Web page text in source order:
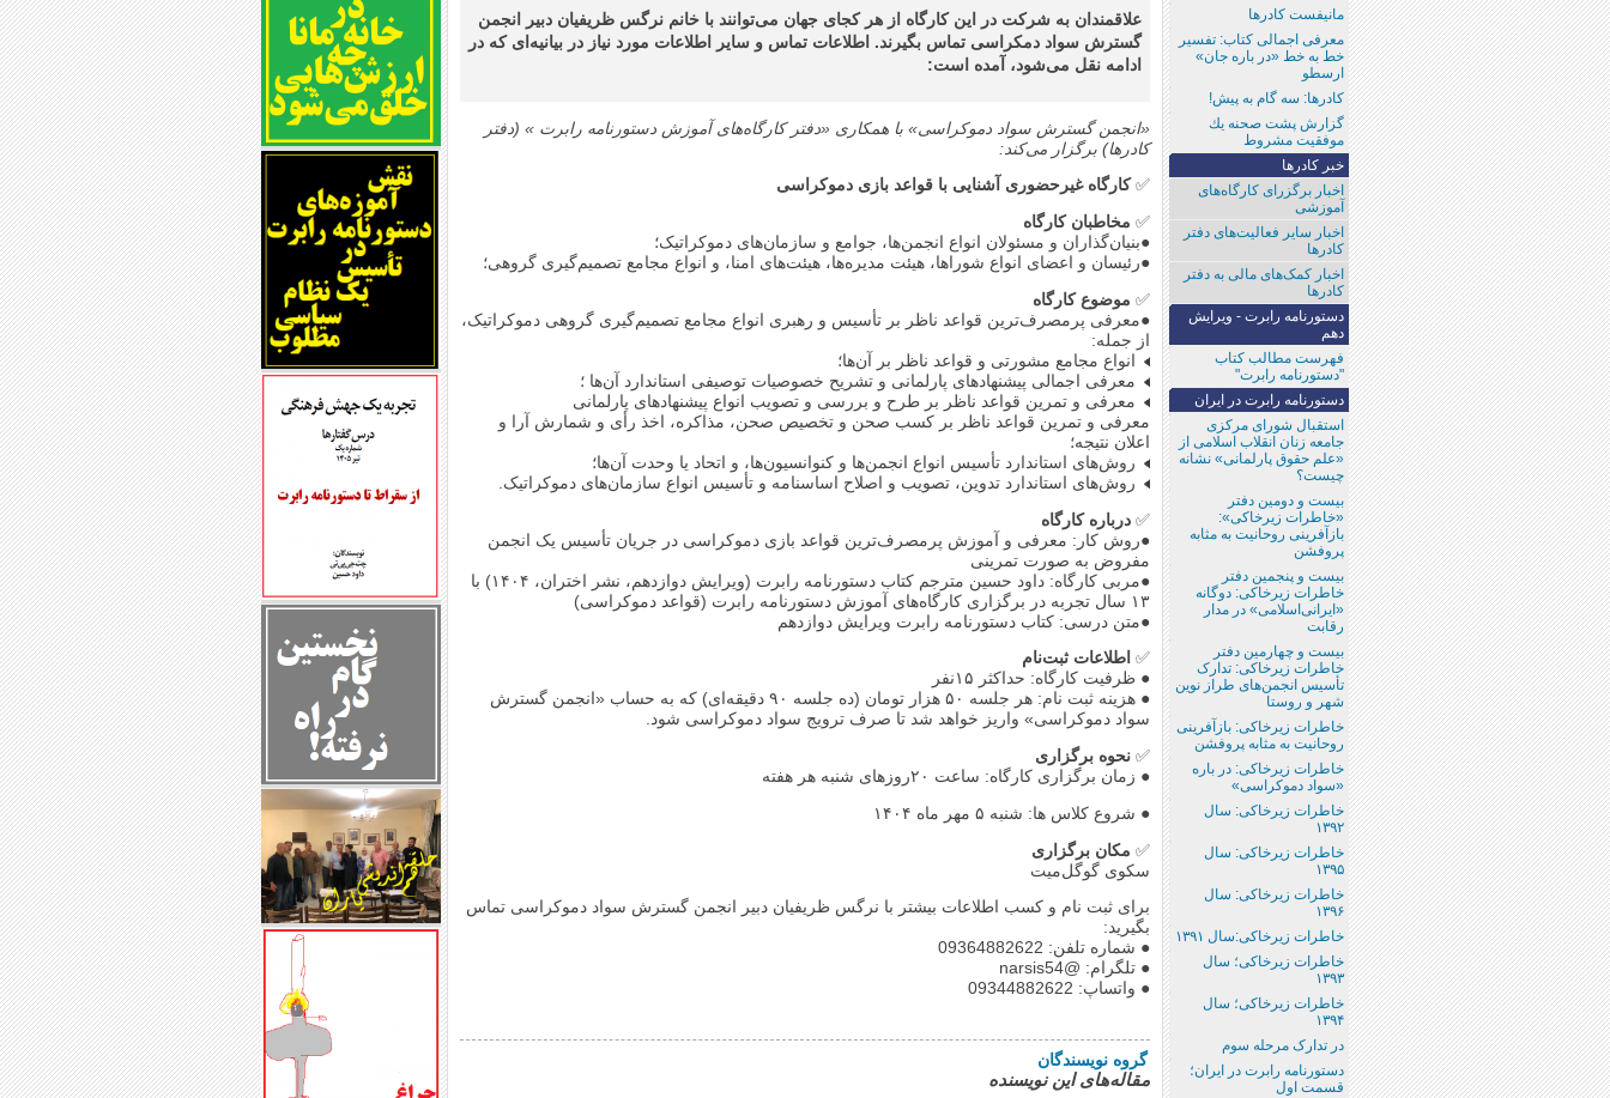
علاقمندان به شرکت در این کارگاه از هر کجای جهان می‌توانند با خانم نرگس ظریفیان دبیر انجمن
گسترش سواد دمکراسی تماس بگیرند. اطلاعات تماس و سایر اطلاعات مورد نیاز در بیانیه‌ای که در
ادامه نقل می‌شود، آمده است:‌
«انجمن گسترش سواد دموکراسی» با همکاری «دفتر کارگاه‌های آموزش دستورنامه رابرت » (دفتر
کادرها) برگزار می‌کند:‌
✅کارگاه غیرحضوری آشنایی با قواعد بازی دموکراسی
✅ مخاطبان کارگاه
●بنیان‌گذاران و مسئولان انواع انجمن‌ها، جوامع و سازمان‌های دموکراتیک؛
●رئیسان و اعضای انواع شوراها، هیئت‌ مدیره‌ها، هیئت‌های امنا، و انواع مجامع تصمیم‌گیری گروهی؛
✅ موضوع کارگاه‌‌
●معرفی پرمصر‌ف‌ترین قواعد ناظر بر تأسیس و رهبری انواع مجامع تصمیم‌گیری گروهی دموکراتیک،
از جمله:
انواع مجامع مشورتی و قواعد ناظر بر آن‌ها؛
معرفی اجمالی پیشنهاد‌های پارلمانی و تشریح خصوصیات توصیفی استاندارد آن‌ها ؛
معرفی و تمرین قواعد ناظر بر طرح و بررسی و تصویب انواع پیشنهادهای پارلمانی
معرفی و تمرین قواعد ناظر بر کسب صحن و تخصیص صحن، مذاکره، اخذ رأی و شمارش آرا و
اعلان نتیجه؛
روش‌های استاندارد تأسیس انواع انجمن‌ها و کنوانسیون‌ها، و اتحاد یا وحدت‌ آن‌ها؛
روش‌های استاندارد تدوین، تصویب و اصلاح اساسنامه و تأسیس انواع سازمان‌های دموکراتیک.
✅ درباره کارگاه
●روش کار: معرفی و آموزش پرمصرف‌ترین قواعد بازی دموکراسی در جریان تأسیس یک انجمن
مفروض به صورت تمرینی
●مربی کارگاه: داود حسین مترجم کتاب دستورنامه رابرت (ویرایش دوازدهم، نشر اختران، ۱۴۰۴) با
۱۳ سال تجربه در برگزاری کارگاه‌‌های آموزش دستورنامه رابرت (قواعد دموکراسی)
●متن درسی: کتاب دستورنامه رابرت ویرایش دوازدهم
✅ اطلاعات ثبت‌نام
● ظرفیت کارگاه: حداکثر ۱۵نفر
● هزینه ثبت نام: هر جلسه ۵۰ هزار تومان (ده جلسه ۹۰ دقیقه‌ای) که به حساب «انجمن گسترش
سواد دموکراسی» واریز خواهد شد تا صرف ترویج سواد دموکراسی شود.
✅ نحوه برگزاری
● زمان برگزاری کارگاه: ساعت ۲۰روزهای شنبه هر هفته
● شروع کلاس ها: شنبه ۵ مهر ماه ۱۴۰۴
✅ مکان برگزاری
سکوی گوگل‌میت
برای ثبت نام و کسب اطلاعات بیشتر با نرگس ظریفیان دبیر انجمن گسترش سواد دموکراسی تماس
بگیرید:
● شماره تلفن: 09364882622
● تلگرام: @narsis54
● واتساپ: 09344882622
گروه نویسندگان
مقاله‌هاى اين نويسنده
مانیفست کادرها
معرفی اجمالی کتاب: تفسیر
خط به خط «در باره جان»
ارسطو
کادرها: سه‌ گام به پیش!
گزارش پشت صحنه‌ يك
موفقيت مشروط
خبر كادرها
اخبار برگزرای کارگاه‌های
آموزشی
اخبار سایر فعالیت‌های دفتر
کادرها
اخبار کمک‌های مالی به دفتر
کادرها
دستورنامه رابرت - ويرايش
دهم
فهرست مطالب كتاب
"دستورنامه‌ رابرت"
دستورنامه رابرت در ایران
استقبال شورای مرکزی
جامعه زنان انقلاب اسلامی از
«علم حقوق پارلمانی» نشانه
چیست؟
بیست و دومین دفتر
«خاطرات زیرخاکی»:
باز‌آفرینی روحانیت به مثابه
پروفشن
بیست و پنجمین دفتر
خاطرات زیرخاکی: دوگانه
«ایرانی‌اسلامی» در مدار
رقابت
بیست و چهارمین دفتر
خاطرات زیرخاکی: تدارک
تأسیس انجمن‌های طراز نوین
شهر و روستا
خاطرات زیرخاکی: بازآفرینی
روحانیت به مثابه پروفشن
خاطرات زیرخاکی: در باره
«سواد دموکراسی»
خاطرات زیرخاکی: سال
۱۳۹۲
خاطرات زیرخاکی: سال
۱۳۹۵
خاطرات زیرخاکی: سال
۱۳۹۶
خاطرات زیرخاکی:سال ۱۳۹۱
خاطرات زیرخاکی؛ سال
۱۳۹۳
خاطرات زیرخاکی؛ سال
۱۳۹۴
در تدارک مرحله سوم
دستورنامه رابرت در ایران؛
قسمت اول